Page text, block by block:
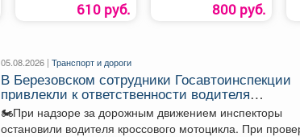
610 руб. 800 руб.
05.08.2026 |Транспорт и дороги
В Березовском сотрудники Госавтоинспекции
привлекли к ответственности водителя
мотоцикла, не имеющего права управления
🏍При надзоре за дорожным движением инспекторы
остановили водителя кроссового мотоцикла. При